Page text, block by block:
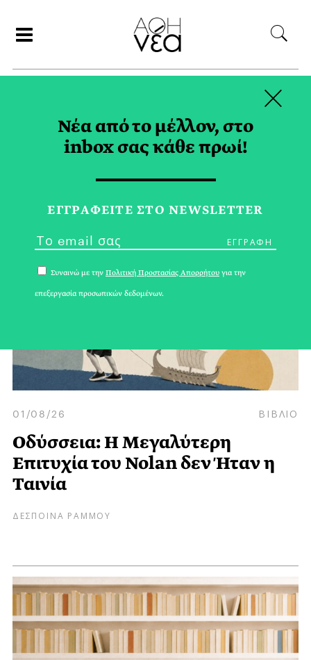
ΒΙΒΛΙΟ TAG
01/08/26 ΒΙΒΛΙΟ
Οδύσσεια: Η Μεγαλύτερη
Επιτυχία του Nolan δεν Ήταν η
Ταινία
ΔΕΣΠΟΙΝΑ ΡΑΜΜΟΥ
Νέα από το μέλλον, στο
inbox σας κάθε πρωί!
ΕΓΓPΑΦΕΙΤΕ ΣΤΟ NEWSLETTER
Συναινώ με την Πολιτική Προστασίας Απορρήτου για την
επεξεργασία προσωπικών δεδομένων.
×